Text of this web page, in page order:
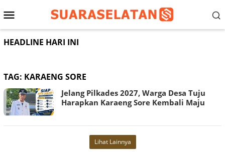
ke
Menu
Mobile
HEADLINE HARI INI
TAG: KARAENG SORE
Jelang Pilkades 2027, Warga Desa Tuju
Harapkan Karaeng Sore Kembali Maju
Lihat Lainnya